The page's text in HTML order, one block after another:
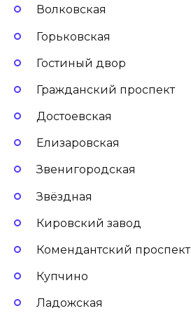
Волковская
Горьковская
Гостиный двор
Гражданский проспект
Достоевская
Елизаровская
Звенигородская
Звёздная
Кировский завод
Комендантский проспект
Купчино
Ладожская